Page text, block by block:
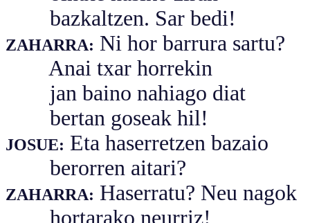
bazkaltzen. Sar bedi!
ZAHARRA: Ni hor barrura sartu?
Anai txar horrekin
jan baino nahiago diat
bertan goseak hil!
JOSUE: Eta haserretzen bazaio
berorren aitari?
ZAHARRA: Haserratu? Neu nagok
hortarako neurriz!